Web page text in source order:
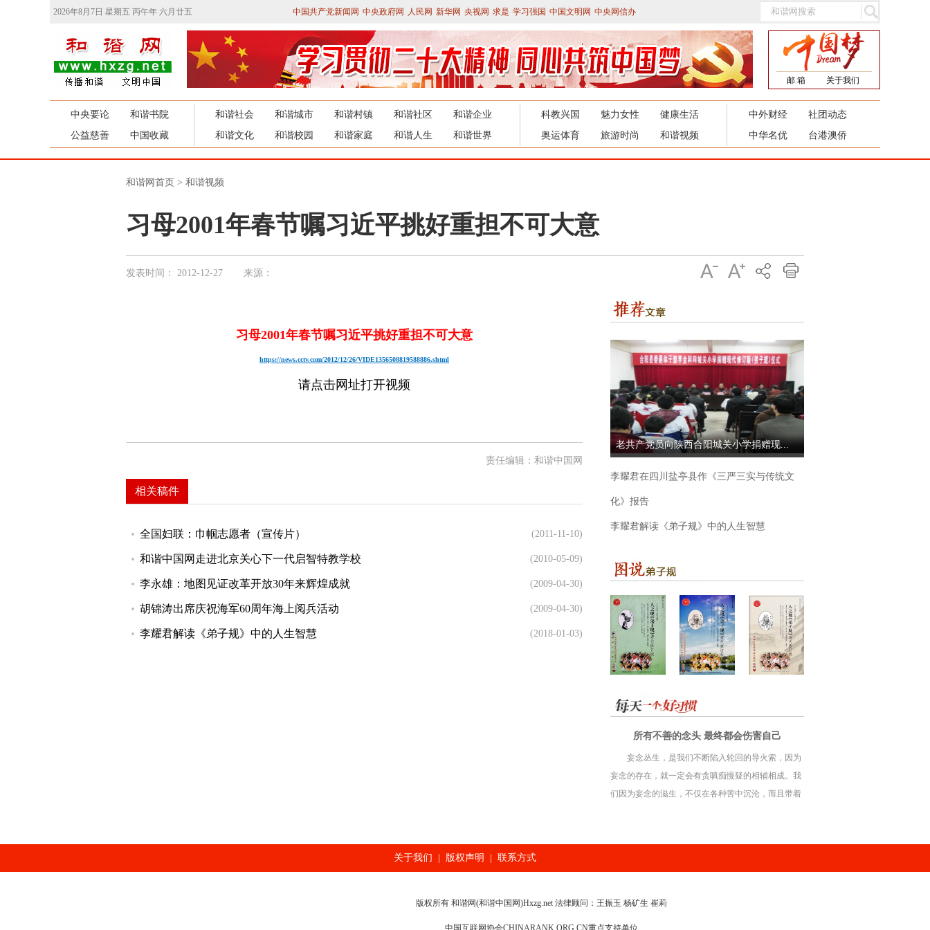
2026年8月7日 星期五 丙午年 六月廿五 中国共产党新闻网 中央政府网 人民网 新华网 央视网 求是 学习强国 中国文明网 中央网信办
邮 箱 关于我们
中央要论
和谐书院
公益慈善
中国收藏
和谐社会 和谐城市 和谐村镇 和谐社区
和谐企业
和谐文化
和谐校园 和谐家庭 和谐人生 和谐世界
科教兴国 魅力女性
健康生活
奥运体育
旅游时尚 和谐视频
中外财经
社团动态
中华名优
台港澳侨
和谐网首页 > 和谐视频
习母2001年春节嘱习近平挑好重担不可大意
发表时间： 2012-12-27 来源：
习母2001年春节嘱习近平挑好重担不可大意
https://news.cctv.com/2012/12/26/VIDE1356508819588886.shtml
请点击网址打开视频
责任编辑：和谐中国网
相关稿件
全国妇联：巾帼志愿者（宣传片） (2011-11-10)
和谐中国网走进北京关心下一代启智特教学校 (2010-05-09)
李永雄：地图见证改革开放30年来辉煌成就 (2009-04-30)
胡锦涛出席庆祝海军60周年海上阅兵活动 (2009-04-30)
李耀君解读《弟子规》中的人生智慧 (2018-01-03)
老共产党员向陕西合阳城关小学捐赠现...
李耀君在四川盐亭县作《三严三实与传统文
化》报告
李耀君解读《弟子规》中的人生智慧
所有不善的念头 最终都会伤害自己
妄念丛生，是我们不断陷入轮回的导火索，因为
妄念的存在，就一定会有贪嗔痴慢疑的相辅相成。我
们因为妄念的滋生，不仅在各种苦中沉沦，而且带着
关于我们 版权声明 联系方式
版权所有 和谐网(和谐中国网)Hxzg.net 法律顾问：王振玉 杨矿生 崔莉
中国互联网协会CHINARANK.ORG.CN重点支持单位